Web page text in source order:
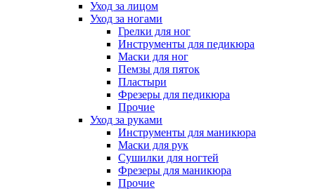
Уход за лицом
Уход за ногами
Грелки для ног
Инструменты для педикюра
Маски для ног
Пемзы для пяток
Пластыри
Фрезеры для педикюра
Прочие
Уход за руками
Инструменты для маникюра
Маски для рук
Сушилки для ногтей
Фрезеры для маникюра
Прочие